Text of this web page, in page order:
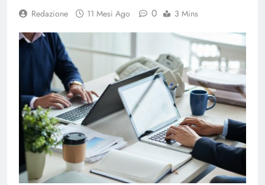
Redazione 11 Mesi Ago 0 3 Mins